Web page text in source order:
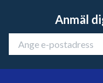
Anmäl